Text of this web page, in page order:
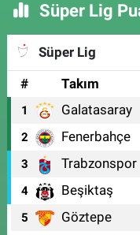
Süper Lig
Süper Lig
#
Takım
1 Galatasaray
2 Fenerbahçe
3 Trabzonspor
4 Beşiktaş
5 Göztepe